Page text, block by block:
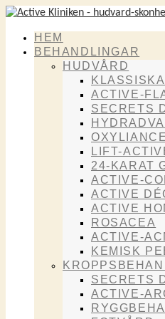
HEM
BEHANDLINGAR
HUDVÅRD
ACTIVE-
SECRETS
LIFT-
24-KARAT
ACTIVE-
ACTIVE
ACTIVE
ROSACEA
ACTIVE-
KEMISK
SECRETS
ACTIVE-